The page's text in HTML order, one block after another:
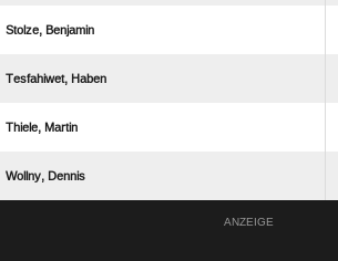
 
 
 
 
ANZEIGE